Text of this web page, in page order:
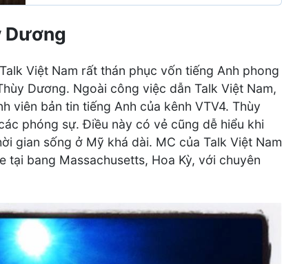
Dương
Việt Nam rất thán phục vốn tiếng Anh phong
Dương. Ngoài công việc dẫn Talk Việt Nam,
viên bản tin tiếng Anh của kênh VTV4. Thùy
phóng sự. Điều này có vẻ cũng dễ hiểu khi
gian sống ở Mỹ khá dài. MC của Talk Việt Nam
bang Massachusetts, Hoa Kỳ, với chuyên